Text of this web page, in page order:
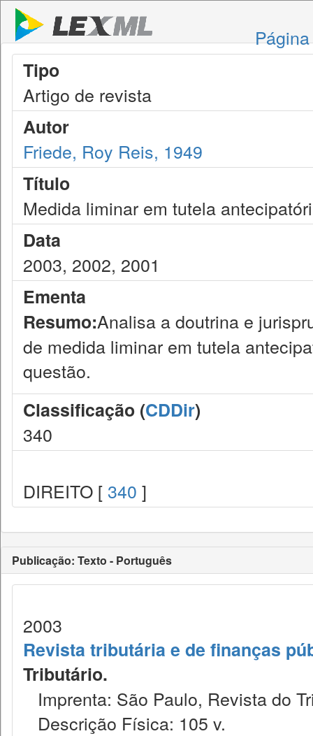
Tipo
Artigo de revista
Autor
Friede, Roy Reis, 1949
Título
Medida liminar em tutela
Data
2003, 2002, 2001
Ementa
Resumo:Analisa a doutrina e
de medida liminar em tutela
questão.
Classificação (CDDir)
340
DIREITO [ 340 ]
Publicação: Texto - Português
2003
Revista tributária e de finanças
Tributário.
Imprenta: São Paulo, Revista do
Descrição Física: 105 v.